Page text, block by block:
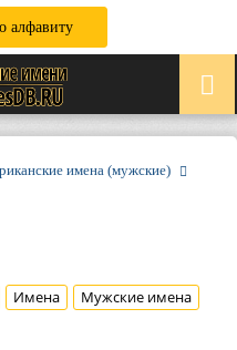
алфавиту
имена (мужские)
Имена Мужские имена